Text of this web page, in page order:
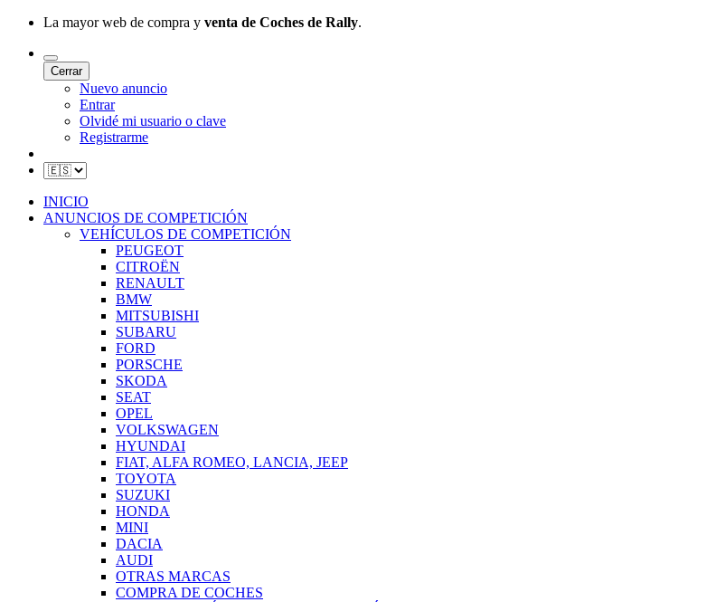
La mayor web de compra y venta de Coches de Rally.
Cerrar
Nuevo anuncio
Entrar
Olvidé mi usuario o clave
Registrarme
INICIO
ANUNCIOS DE COMPETICIÓN
VEHÍCULOS DE COMPETICIÓN
PEUGEOT
CITROËN
RENAULT
BMW
MITSUBISHI
SUBARU
FORD
PORSCHE
SKODA
SEAT
OPEL
VOLKSWAGEN
HYUNDAI
FIAT, ALFA ROMEO, LANCIA, JEEP
TOYOTA
SUZUKI
HONDA
MINI
DACIA
AUDI
OTRAS MARCAS
COMPRA DE COCHES